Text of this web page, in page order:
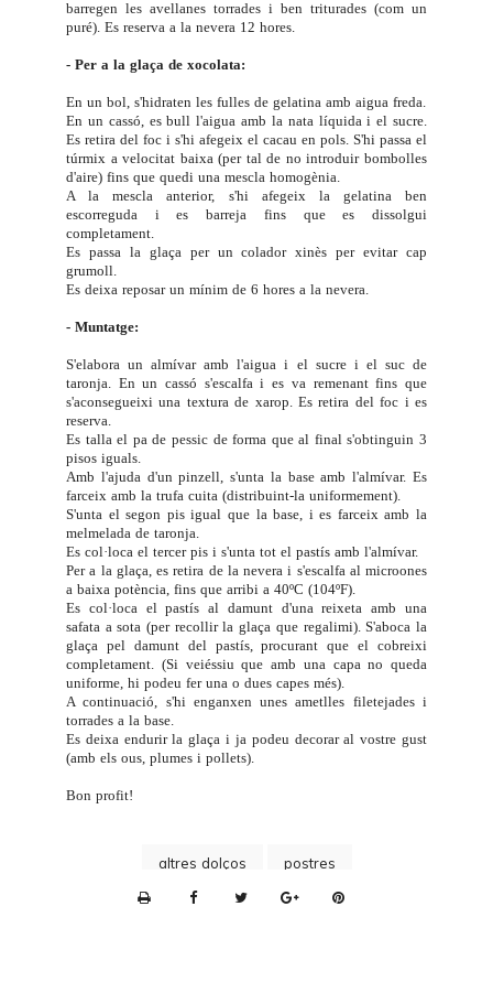
barregen les avellanes torrades i ben triturades (com un
puré). Es reserva a la nevera 12 hores.
- Per a la glaça de xocolata:
En un bol, s'hidraten les fulles de gelatina amb aigua freda.
En un cassó, es bull l'aigua amb la nata líquida i el sucre.
Es retira del foc i s'hi afegeix el cacau en pols. S'hi passa el
túrmix a velocitat baixa (per tal de no introduir bombolles
d'aire) fins que quedi una mescla homogènia.
A la mescla anterior, s'hi afegeix la gelatina ben
escorreguda i es barreja fins que es dissolgui
completament.
Es passa la glaça per un colador xinès per evitar cap
grumoll.
Es deixa reposar un mínim de 6 hores a la nevera.
- Muntatge:
S'elabora un almívar amb l'aigua i el sucre i el suc de
taronja. En un cassó s'escalfa i es va remenant fins que
s'aconsegueixi una textura de xarop. Es retira del foc i es
reserva.
Es talla el pa de pessic de forma que al final s'obtinguin 3
pisos iguals.
Amb l'ajuda d'un pinzell, s'unta la base amb l'almívar. Es
farceix amb la trufa cuita (distribuint-la uniformement).
S'unta el segon pis igual que la base, i es farceix amb la
melmelada de taronja.
Es col·loca el tercer pis i s'unta tot el pastís amb l'almívar.
Per a la glaça, es retira de la nevera i s'escalfa al microones
a baixa potència, fins que arribi a 40ºC (104ºF).
Es col·loca el pastís al damunt d'una reixeta amb una
safata a sota (per recollir la glaça que regalimi). S'aboca la
glaça pel damunt del pastís, procurant que el cobreixi
completament. (Si veiéssiu que amb una capa no queda
uniforme, hi podeu fer una o dues capes més).
A continuació, s'hi enganxen unes ametlles filetejades i
torrades a la base.
Es deixa endurir la glaça i ja podeu decorar al vostre gust
(amb els ous, plumes i pollets).
Bon profit!
altres dolços
postres